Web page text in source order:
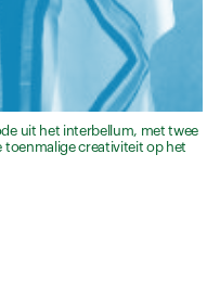
uit het interbellum, met twee
toenmalige creativiteit op het